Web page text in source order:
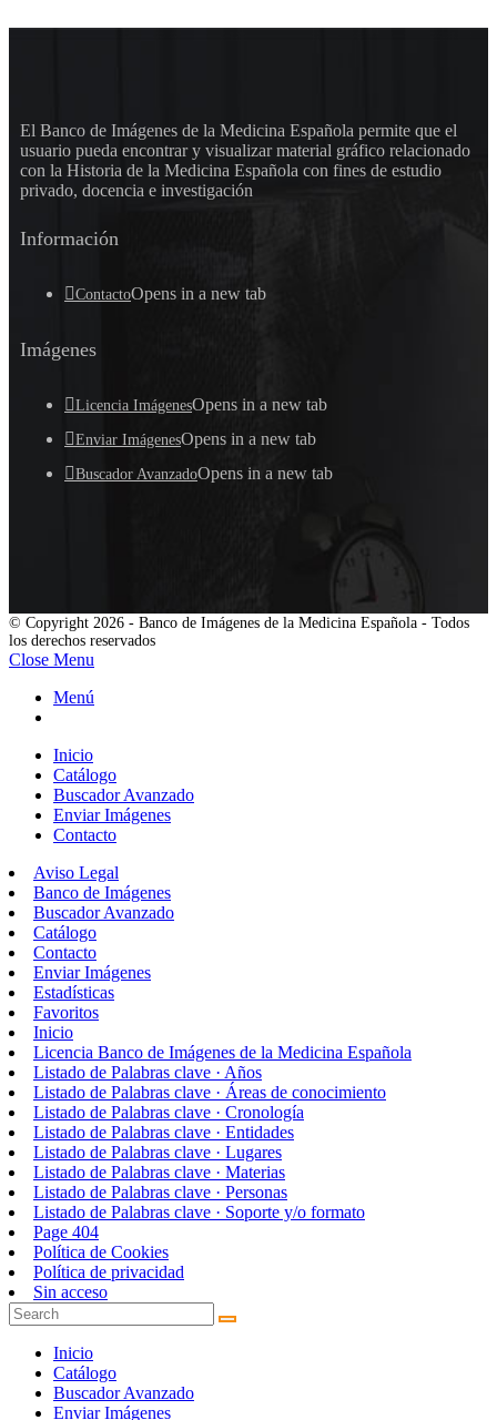
El Banco de Imágenes de la Medicina Española permite que el
usuario pueda encontrar y visualizar material gráfico relacionado
con la Historia de la Medicina Española con fines de estudio
privado, docencia e investigación
Información
ContactoOpens in a new tab
Imágenes
Licencia ImágenesOpens in a new tab
Enviar ImágenesOpens in a new tab
Buscador AvanzadoOpens in a new tab
© Copyright 2026 - Banco de Imágenes de la Medicina Española - Todos
los derechos reservados
Close Menu
Menú
Inicio
Catálogo
Buscador Avanzado
Enviar Imágenes
Contacto
Aviso Legal
Banco de Imágenes
Buscador Avanzado
Catálogo
Contacto
Enviar Imágenes
Estadísticas
Favoritos
Inicio
Licencia Banco de Imágenes de la Medicina Española
Listado de Palabras clave · Años
Listado de Palabras clave · Áreas de conocimiento
Listado de Palabras clave · Cronología
Listado de Palabras clave · Entidades
Listado de Palabras clave · Lugares
Listado de Palabras clave · Materias
Listado de Palabras clave · Personas
Listado de Palabras clave · Soporte y/o formato
Page 404
Política de Cookies
Política de privacidad
Sin acceso
Inicio
Catálogo
Buscador Avanzado
Enviar Imágenes